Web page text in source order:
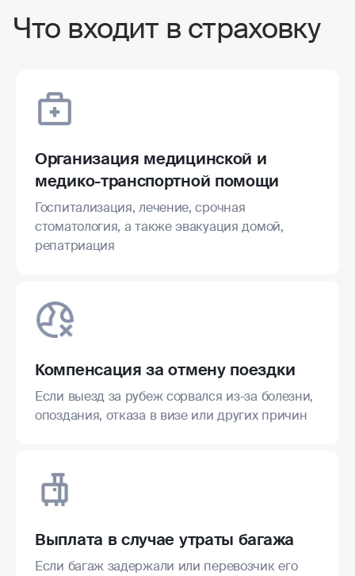
Что входит в страховку
Организация медицинской и
медико-транспортной помощи
Госпитализация, лечение, срочная
стоматология, а также эвакуация домой,
репатриация
Компенсация за отмену поездки
Если выезд за рубеж сорвался из-за болезни,
опоздания, отказа в визе или других причин
Выплата в случае утраты багажа
Если багаж задержали или перевозчик его